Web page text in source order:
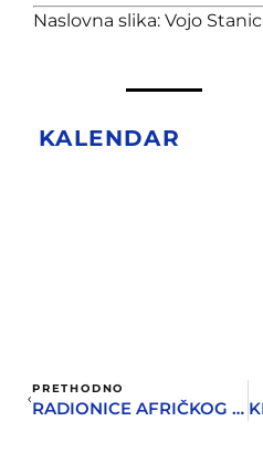
Naslovna slika: Vojo Stanic
KALENDAR
PRETHODNO
RADIONICE AFRIČKOG PLESA I KULTURE U DOMU OMLADINE